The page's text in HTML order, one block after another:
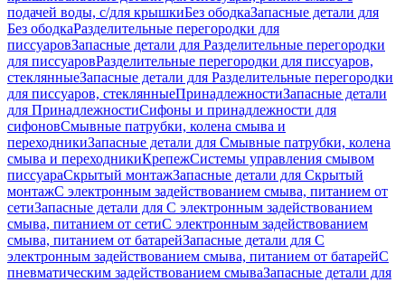
подачей воды, с/для крышкиБез ободкаЗапасные детали для
Без ободкаРазделительные перегородки для
писсуаровЗапасные детали для Разделительные перегородки
для писсуаровРазделительные перегородки для писсуаров,
стеклянныеЗапасные детали для Разделительные перегородки
для писсуаров, стеклянныеПринадлежностиЗапасные детали
для ПринадлежностиСифоны и принадлежности для
сифоновСмывные патрубки, колена смыва и
переходникиЗапасные детали для Смывные патрубки, колена
смыва и переходникиКрепежСистемы управления смывом
писсуараСкрытый монтажЗапасные детали для Скрытый
монтажС электронным задействованием смыва, питанием от
сетиЗапасные детали для С электронным задействованием
смыва, питанием от сетиС электронным задействованием
смыва, питанием от батарейЗапасные детали для С
электронным задействованием смыва, питанием от батарейС
пневматическим задействованием смываЗапасные детали для